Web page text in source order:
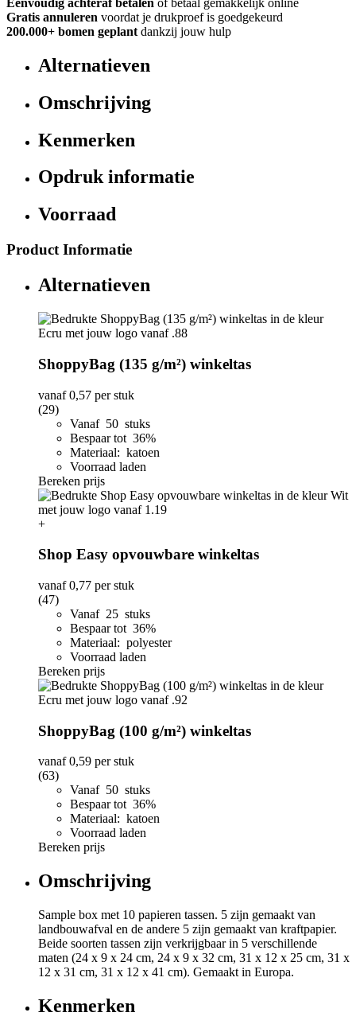
Gratis annuleren voordat je drukproef is goedgekeurd
200.000+ bomen geplant dankzij jouw hulp
Alternatieven
Omschrijving
Kenmerken
Opdruk informatie
Voorraad
Product Informatie
Alternatieven
ShoppyBag (135 g/m²) winkeltas
vanaf0,57 per stuk
(29)
Vanaf 50 stuks
Bespaar tot 36%
Materiaal: katoen
Voorraad laden
Bereken prijs
+
Shop Easy opvouwbare winkeltas
vanaf0,77 per stuk
(47)
Vanaf 25 stuks
Bespaar tot 36%
Materiaal: polyester
Voorraad laden
Bereken prijs
ShoppyBag (100 g/m²) winkeltas
vanaf0,59 per stuk
(63)
Vanaf 50 stuks
Bespaar tot 36%
Materiaal: katoen
Voorraad laden
Bereken prijs
Omschrijving
Sample box met 10 papieren tassen. 5 zijn gemaakt van
landbouwafval en de andere 5 zijn gemaakt van kraftpapier.
Beide soorten tassen zijn verkrijgbaar in 5 verschillende
maten (24 x 9 x 24 cm, 24 x 9 x 32 cm, 31 x 12 x 25 cm, 31 x
12 x 31 cm, 31 x 12 x 41 cm). Gemaakt in Europa.
Kenmerken